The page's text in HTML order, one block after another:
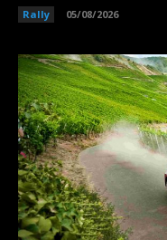
Rally 05/08/2026